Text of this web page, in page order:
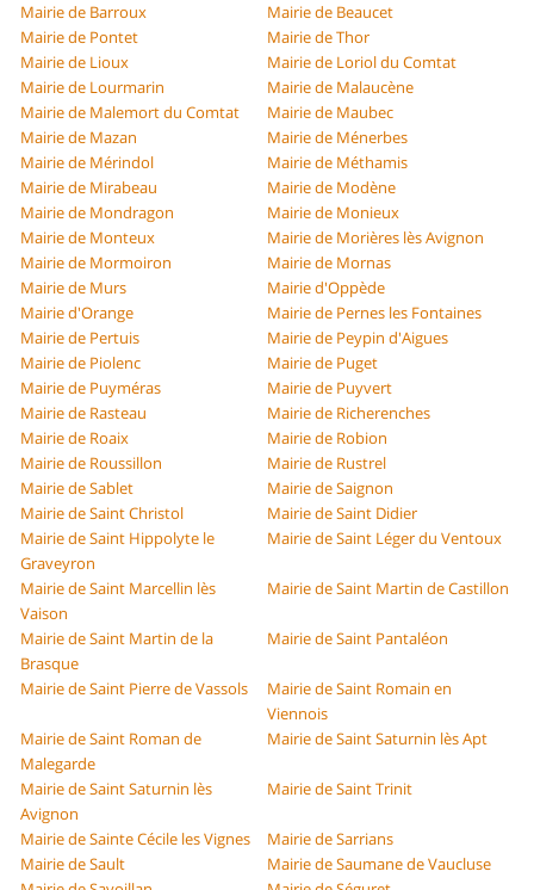
Mairie de Barroux
Mairie de Beaucet
Mairie de Pontet
Mairie de Thor
Mairie de Lioux
Mairie de Loriol du Comtat
Mairie de Lourmarin
Mairie de Malaucène
Mairie de Malemort du Comtat
Mairie de Maubec
Mairie de Mazan
Mairie de Ménerbes
Mairie de Mérindol
Mairie de Méthamis
Mairie de Mirabeau
Mairie de Modène
Mairie de Mondragon
Mairie de Monieux
Mairie de Monteux
Mairie de Morières lès Avignon
Mairie de Mormoiron
Mairie de Mornas
Mairie de Murs
Mairie d'Oppède
Mairie d'Orange
Mairie de Pernes les Fontaines
Mairie de Pertuis
Mairie de Peypin d'Aigues
Mairie de Piolenc
Mairie de Puget
Mairie de Puyméras
Mairie de Puyvert
Mairie de Rasteau
Mairie de Richerenches
Mairie de Roaix
Mairie de Robion
Mairie de Roussillon
Mairie de Rustrel
Mairie de Sablet
Mairie de Saignon
Mairie de Saint Christol
Mairie de Saint Didier
Mairie de Saint Hippolyte le
Graveyron
Mairie de Saint Léger du Ventoux
Mairie de Saint Marcellin lès
Vaison
Mairie de Saint Martin de Castillon
Mairie de Saint Martin de la
Brasque
Mairie de Saint Pantaléon
Mairie de Saint Pierre de Vassols
Mairie de Saint Romain en
Viennois
Mairie de Saint Roman de
Malegarde
Mairie de Saint Saturnin lès Apt
Mairie de Saint Saturnin lès
Avignon
Mairie de Saint Trinit
Mairie de Sainte Cécile les Vignes
Mairie de Sarrians
Mairie de Sault
Mairie de Saumane de Vaucluse